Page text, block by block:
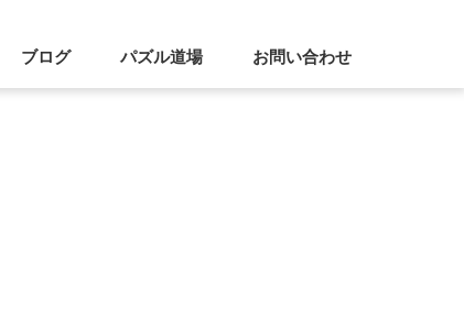
ブログ パズル道場 お問い合わせ